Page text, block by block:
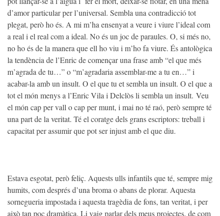
d’amor particular per l’universal. Sembla una contradicció tot
plegat, però ho és. A mi m’ha ensenyat a veure i viure l’ideal com
a real i el real com a ideal. No és un joc de paraules. O, si més no,
no ho és de la manera que ell ho viu i m’ho fa viure. És antològica
la tendència de l’Enric de començar una frase amb “el que més
m’agrada de tu…” o “m’agradaria assemblar-me a tu en…” i
acabar-la amb un insult. O el que tu et sembla un insult. O el que a
tot el món menys a l’Enric Vila i Delclòs li sembla un insult. Veu
el món cap per vall o cap per munt, i mai no té raó, però sempre té
una part de la veritat. Té el coratge dels grans escriptors: treball i
capacitat per assumir que pot ser injust amb el que diu.
Estava esgotat, però feliç. Aquests ulls infantils que té, sempre mig
humits, com després d’una broma o abans de plorar. Aquesta
sornegueria impostada i aquesta tragèdia de fons, tan veritat, i per
això tan poc dramàtica. Li vaig parlar dels meus projectes, de com